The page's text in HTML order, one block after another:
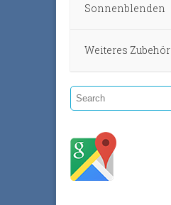
Sonnenblenden
Weiteres Zubehör